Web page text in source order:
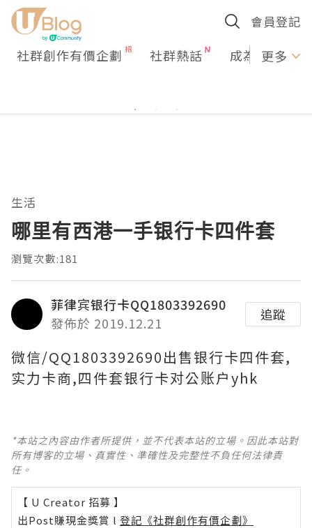
會員登記
社群創作有價企劃 社群熱話 成為U更多
生活
哪里有西港一手银行卡四件套
瀏覽次數:181
菲律宾银行卡QQ1803392690
發佈於 2019.12.21
追蹤
微信/QQ1803392690出售银行卡四件套,
实力卡商,四件套银行卡对公账户yhk
*本站之內容由作者所提供，並不代表本站的立場。因此本站對
所有博客的立場、真實性、準確性及完整性不負任何法律責
任。
【 U Creator 招募 】
出Post賺現金獎賞 l 登記《社群創作有價企劃》